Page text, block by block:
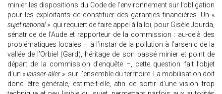
minier les dispositions du Code de l’environnement sur l’obligation
pour les exploitants de constituer des garanties financières. Un «
sujet national » qui requiert de faire appel à la loi, pour Gisèle Jourda,
sénatrice de l’Aude et rapporteur de la commission : au-delà des
problématiques locales – à l’instar de la pollution à l’arsenic de la
vallée de l’Orbiel (Gard), héritage de son passé minier et point de
départ de la commission d’enquête –, cette question fait l’objet
d’un «laisser-aller » sur l’ensemble du territoire. La mobilisation doit
donc être générale, estime-t-elle, afin de sortir d’une vision trop